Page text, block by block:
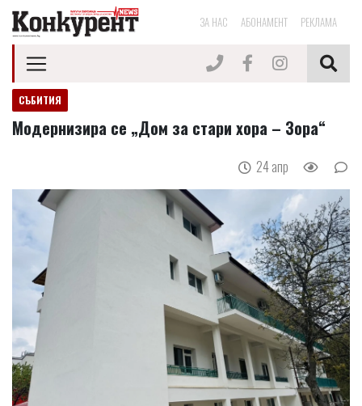
ЗА НАС АБОНАМЕНТ РЕКЛАМА
СЪБИТИЯ
Модернизира се „Дом за стари хора – Зора“
24 апр